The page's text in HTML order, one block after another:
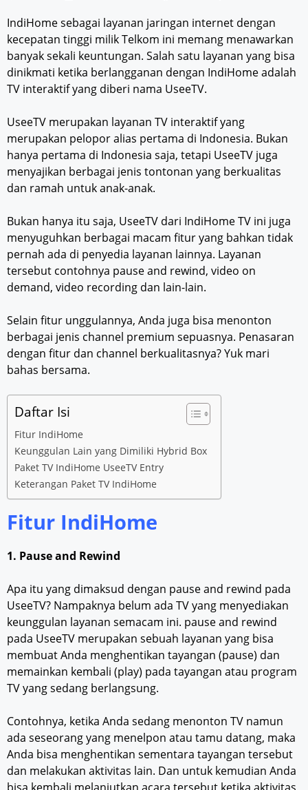
IndiHome sebagai layanan jaringan internet dengan
kecepatan tinggi milik Telkom ini memang menawarkan
banyak sekali keuntungan. Salah satu layanan yang bisa
dinikmati ketika berlangganan dengan IndiHome adalah
TV interaktif yang diberi nama UseeTV.
UseeTV merupakan layanan TV interaktif yang
merupakan pelopor alias pertama di Indonesia. Bukan
hanya pertama di Indonesia saja, tetapi UseeTV juga
menyajikan berbagai jenis tontonan yang berkualitas
dan ramah untuk anak-anak.
Bukan hanya itu saja, UseeTV dari IndiHome TV ini juga
menyuguhkan berbagai macam fitur yang bahkan tidak
pernah ada di penyedia layanan lainnya. Layanan
tersebut contohnya pause and rewind, video on
demand, video recording dan lain-lain.
Selain fitur unggulannya, Anda juga bisa menonton
berbagai jenis channel premium sepuasnya. Penasaran
dengan fitur dan channel berkualitasnya? Yuk mari
bahas bersama.
Daftar Isi
Fitur IndiHome
Keunggulan Lain yang Dimiliki Hybrid Box
Paket TV IndiHome UseeTV Entry
Keterangan Paket TV IndiHome
Fitur IndiHome
1. Pause and Rewind
Apa itu yang dimaksud dengan pause and rewind pada
UseeTV? Nampaknya belum ada TV yang menyediakan
keunggulan layanan semacam ini. pause and rewind
pada UseeTV merupakan sebuah layanan yang bisa
membuat Anda menghentikan tayangan (pause) dan
memainkan kembali (play) pada tayangan atau program
TV yang sedang berlangsung.
Contohnya, ketika Anda sedang menonton TV namun
ada seseorang yang menelpon atau tamu datang, maka
Anda bisa menghentikan sementara tayangan tersebut
dan melakukan aktivitas lain. Dan untuk kemudian Anda